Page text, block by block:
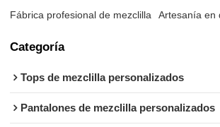
Fábrica profesional de mezclilla
Artesanía en
Categoría
Tops de mezclilla personalizados
Pantalones de mezclilla personalizados